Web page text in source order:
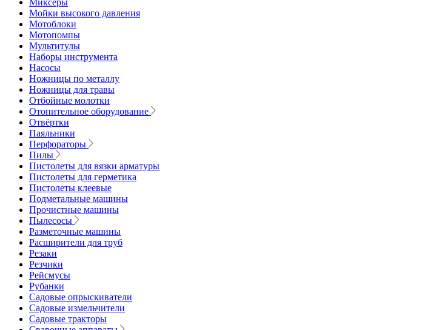
Миксеры
Мойки высокого давления
Мотоблоки
Мотопомпы
Мультитулы
Наборы инструмента
Насосы
Ножницы по металлу
Ножницы для травы
Отбойные молотки
Отопительное оборудование
Отвёртки
Паяльники
Перфораторы
Пилы
Пистолеты для вязки арматуры
Пистолеты для герметика
Пистолеты клеевые
Подметальные машины
Прочистные машины
Пылесосы
Разметочные машины
Расширители для труб
Резаки
Резчики
Рейсмусы
Рубанки
Садовые опрыскиватели
Садовые измельчители
Садовые тракторы